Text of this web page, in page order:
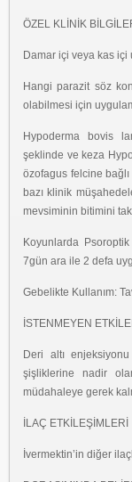
ÖZEL KLİNİK
Damar içi veya kas içi
Hangi parazit söz
olabilmesi için
Hypoderma bovis
şeklinde ve keza
özofagus felcine
bazı klinik
mevsiminin bitimini
Koyunlarda
7gün ara ile 2 defa
Gebelikte Kullanım:
İSTENMEYEN
Deri altı
şişliklerine nadir
müdahaleye gerek
İLAÇ ETKİLEŞİMLERİ
İvermektin’in diğer